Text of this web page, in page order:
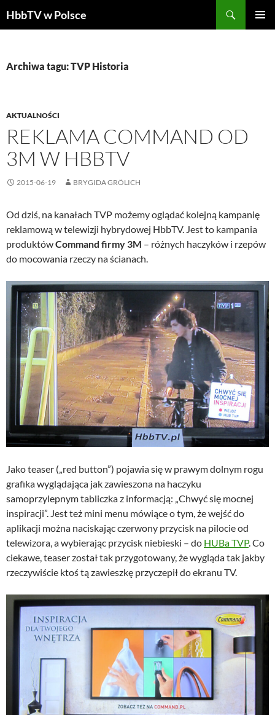
HbbTV w Polsce
Archiwa tagu: TVP Historia
AKTUALNOŚCI
REKLAMA COMMAND OD
3M W HBBTV
2015-06-19 BRYGIDA GRÖLICH
Od dziś, na kanałach TVP możemy oglądać kolejną kampanię
reklamową w telewizji hybrydowej HbbTV. Jest to kampania
produktówCommand firmy 3M – różnych haczyków i rzepów
do mocowania rzeczy na ścianach.
Jako teaser („red button”) pojawia się w prawym dolnym rogu
grafika wyglądająca jak zawieszona na haczyku
samoprzylepnym tabliczka z informacją: „Chwyć się mocnej
inspiracji”. Jest też mini menu mówiące o tym, że wejść do
aplikacji można naciskając czerwony przycisk na pilocie od
telewizora, a wybierając przycisk niebieski – do HUBa TVP. Co
ciekawe, teaser został tak przygotowany, że wygląda tak jakby
rzeczywiście ktoś tą zawieszkę przyczepił do ekranu TV.